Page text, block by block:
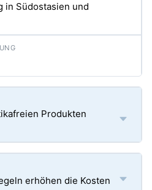
in Südostasien und
Produkten
erhöhen die Kosten